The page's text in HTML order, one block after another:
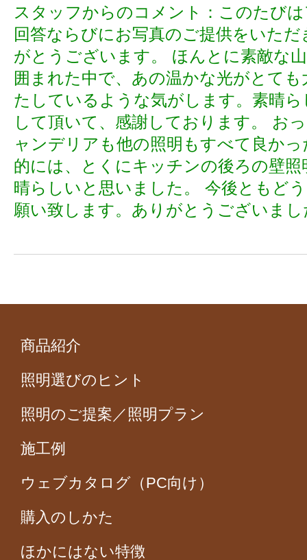
スタッフからのコメント：このたび
回答ならびにお写真のご提供をいた
がとうございます。 ほんとに素敵な
囲まれた中で、あの温かな光がとても
たしているような気がします。素晴
して頂いて、感謝しております。 お
ャンデリアも他の照明もすべて良か
的には、とくにキッチンの後ろの壁
晴らしいと思いました。 今後ともど
願い致します。ありがとうございまし
商品紹介
照明選びのヒント
照明のご提案／照明プラン
施工例
ウェブカタログ（PC向け）
購入のしかた
ほかにはない特徴